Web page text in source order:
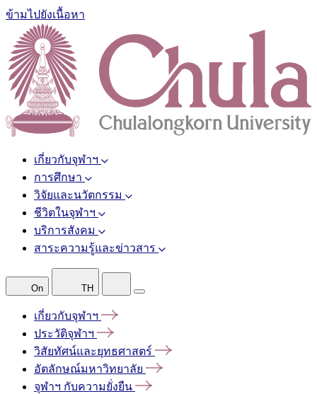
ข้ามไปยังเนื้อหา
เกี่ยวกับจุฬาฯ
การศึกษา
วิจัยและนวัตกรรม
ชีวิตในจุฬาฯ
บริการสังคม
สาระความรู้และข่าวสาร
On TH
เกี่ยวกับจุฬาฯ
ประวัติจุฬาฯ
วิสัยทัศน์และยุทธศาสตร์
อัตลักษณ์มหาวิทยาลัย
จุฬาฯ กับความยั่งยืน